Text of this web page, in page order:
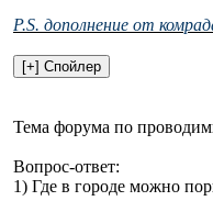
P.S. дополнение от
Тема форума по
Вопрос-ответ:
1) Где в городе можно